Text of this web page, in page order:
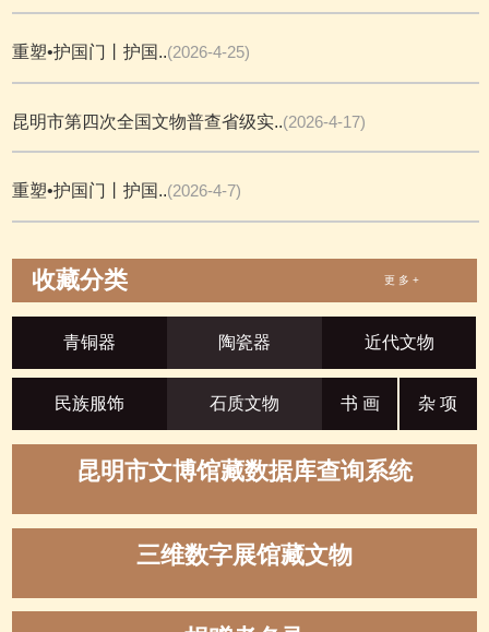
重塑•护国门丨护国..(2026-4-25)
昆明市第四次全国文物普查省级实..(2026-4-17)
重塑•护国门丨护国..(2026-4-7)
收藏分类 更 多 +
青铜器 陶瓷器 近代文物
民族服饰 石质文物 书 画 杂 项
昆明市文博馆藏数据库查询系统
三维数字展馆藏文物